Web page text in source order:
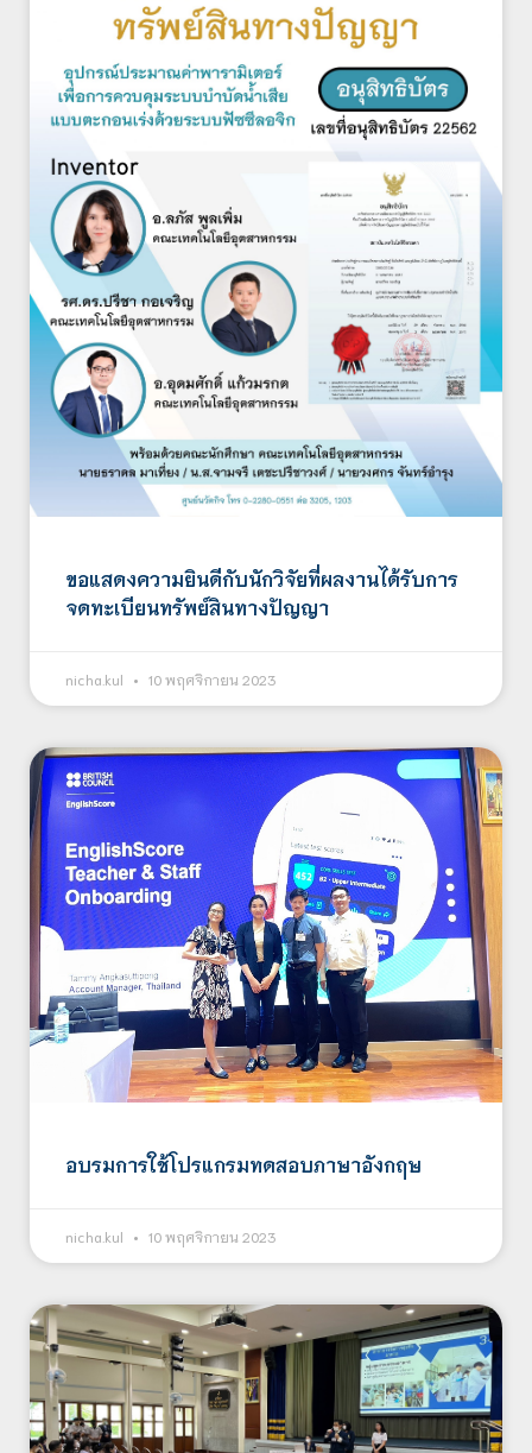
ขอแสดงความยินดีกับนักวิจัยที่ผลงานได้รับการ
จดทะเบียนทรัพย์สินทางปัญญา
nicha.kul 10 พฤศจิกายน 2023
อบรมการใช้โปรแกรมทดสอบภาษาอังกฤษ
nicha.kul 10 พฤศจิกายน 2023